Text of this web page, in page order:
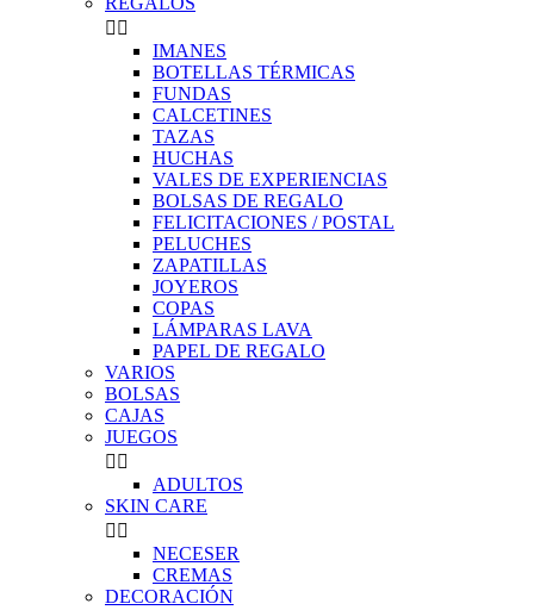
 
IMANES
BOTELLAS TÉRMICAS
FUNDAS
CALCETINES
TAZAS
HUCHAS
VALES DE EXPERIENCIAS
BOLSAS DE REGALO
FELICITACIONES / POSTAL
PELUCHES
ZAPATILLAS
JOYEROS
COPAS
LÁMPARAS LAVA
PAPEL DE REGALO
VARIOS
BOLSAS
CAJAS
JUEGOS
 
ADULTOS
SKIN CARE
 
NECESER
CREMAS
DECORACIÓN